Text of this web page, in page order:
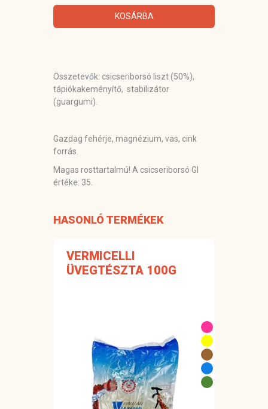
KOSÁRBA
Összetevők: csicseriborsó liszt (50%),
tápiókakeményítő, stabilizátor
(guargumi).
Gazdag fehérje, magnézium, vas, cink
forrás.
Magas rosttartalmú! A csicseriborsó GI
értéke: 35.
HASONLÓ TERMÉKEK
VERMICELLI
ÜVEGTÉSZTA 100G